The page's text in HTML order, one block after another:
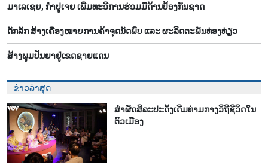
ມາເລເຊຍ, ກຳປູເຈຍ ເພີ່ມທະວີການຮ່ວມມືດ້ານປ້ອງກັນຊາດ
ດັກລັກ ສ້າງເຄື່ອງໝາຍການຄ້າຈຸດນັດພົບ ແລະ ຜະລິດຕະພັນທ່ອງທ່ຽວ
ສ້າງພູມປັນຍາຢູ່ເຂດຊາຍແດນ
ຂ່າວລ່າສຸດ
ສຳຜັດສິລະປະດັ້ງເດີມທ່າມກາງວິຖີຊີວິດໃນ
ຕົວເມືອງ